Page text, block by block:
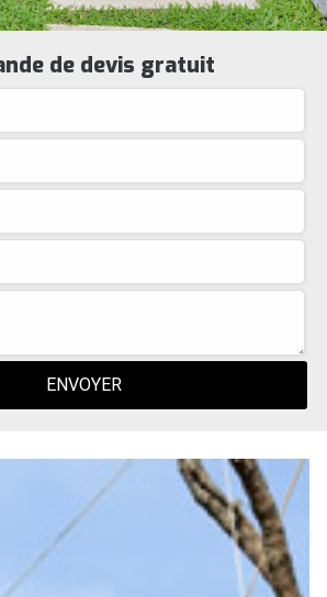
de devis gratuit